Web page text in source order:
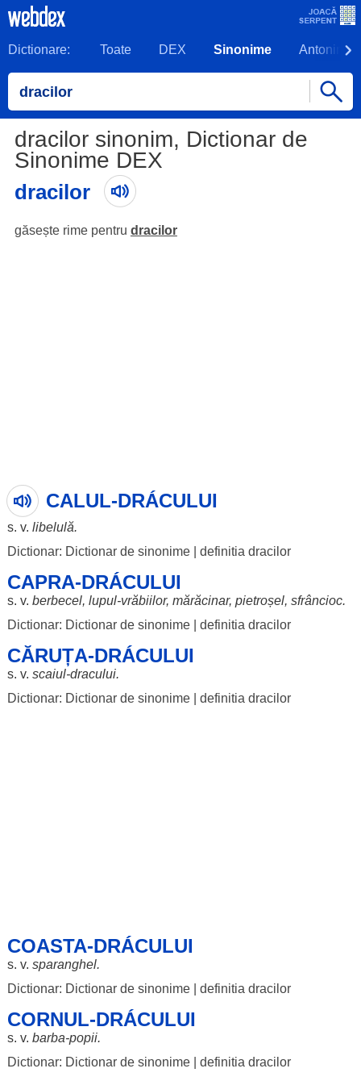
Dictionare: Toate DEX Sinonime Antonime
dracilor sinonim, Dictionar de
Sinonime DEX
dracilor
găsește rime pentru dracilor
CALUL-DRÁCULUI
s. v. libelulă.
Dictionar: Dictionar de sinonime| definitia dracilor
CAPRA-DRÁCULUI
s. v. berbecel, lupul-vrăbiilor, mărăcinar, pietroșel, sfrâncioc.
Dictionar: Dictionar de sinonime| definitia dracilor
CĂRUȚA-DRÁCULUI
s. v. scaiul-dracului.
Dictionar: Dictionar de sinonime| definitia dracilor
COASTA-DRÁCULUI
s. v. sparanghel.
Dictionar: Dictionar de sinonime| definitia dracilor
CORNUL-DRÁCULUI
s. v. barba-popii.
Dictionar: Dictionar de sinonime| definitia dracilor